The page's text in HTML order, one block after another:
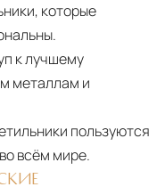
которые
к лучшему
металлам и
пользуются
всём мире.